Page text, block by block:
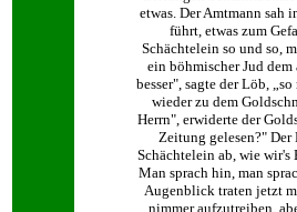
etwas. Der Amtmann sah
führt, etwas zum
Schächtelein so und so,
ein böhmischer Jud
besser", sagte der Löb,
wieder zu dem
Herrn", erwiderte der
Zeitung gelesen?" Der
Schächtelein ab, wie wir's
Man sprach hin, man
Augenblick traten jetzt
nimmer aufzutreiben,